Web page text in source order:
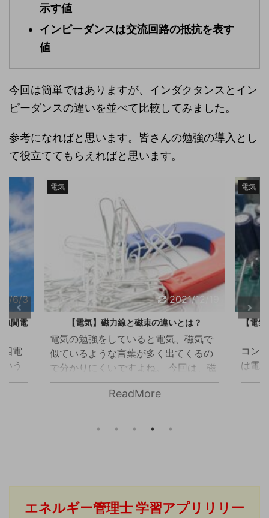
示す値
インピーダンスは交流回路の抵抗を表す
値
今回は簡単ではありますが、インダクタンスとイン
ピーダンスの違いを並べて比較してみました。
参考になればと思います。皆さんの勉強の導入とし
て役立ててもらえればと思います。
6/3
線間電
相電
う
法に
それ
電気
2021/12/19
【電気】磁力線と磁束の違いとは？
電気の勉強をしていると電気、磁気で
似ているような言葉が多く出てくるの
で分かりにくいですよね。 今回は、磁
気の中でも概念が似ている磁力線と磁
束の違いについて解説したいと思いま
いるので、動画の方がいいという方は
ェーバー)とm2[Wb]の物体があった場
ReadMore
電気
【電気
コン
は電
距離
関係
電界
エネルギー管理士学習アプリリリー